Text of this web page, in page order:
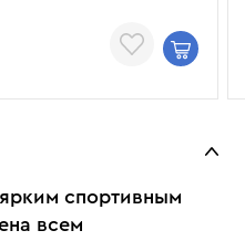
спортивным
всем